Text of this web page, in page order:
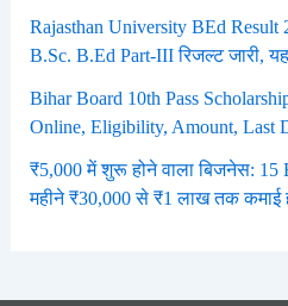
Rajasthan University BEd
B.Sc. B.Ed Part-III रिजल्ट जारी,
Bihar Board 10th Pass
Online, Eligibility, Amount, Last
₹5,000 में शुरू होने वाला बिजनेस: 15
महीने ₹30,000 से ₹1 लाख तक कमाई